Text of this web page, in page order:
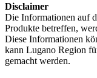
Disclaimer
Die Informationen auf
Produkte betreffen,
Diese Informationen
kann Lugano Region
gemacht werden.